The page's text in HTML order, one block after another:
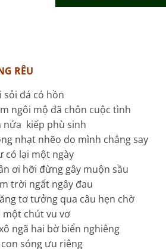
RÊU
sỏi đá có hồn
ngôi mộ đã chôn cuộc tình
nửa kiếp phù sinh
nhạt nhẽo do mình chẳng say
có lại một ngày
ơi hỡi đừng gây muộn sầu
trời ngất ngây đau
tơ tưởng qua câu hẹn chờ
một chút vu vơ
ngã hai bờ biển nghiêng
sóng ưu riêng